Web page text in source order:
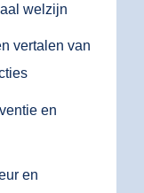
welzijn
vertalen van
en
en